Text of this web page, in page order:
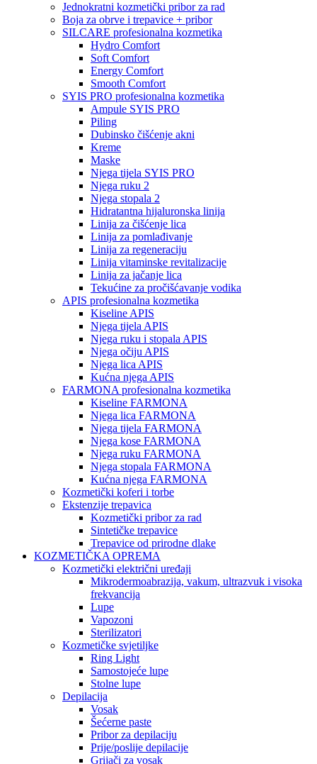
Jednokratni kozmetički pribor za rad
Boja za obrve i trepavice + pribor
SILCARE profesionalna kozmetika
Hydro Comfort
Soft Comfort
Energy Comfort
Smooth Comfort
SYIS PRO profesionalna kozmetika
Ampule SYIS PRO
Piling
Dubinsko čišćenje akni
Kreme
Maske
Njega tijela SYIS PRO
Njega ruku 2
Njega stopala 2
Hidratantna hijaluronska linija
Linija za čišćenje lica
Linija za pomlađivanje
Linija za regeneraciju
Linija vitaminske revitalizacije
Linija za jačanje lica
Tekućine za pročišćavanje vodika
APIS profesionalna kozmetika
Kiseline APIS
Njega tijela APIS
Njega ruku i stopala APIS
Njega očiju APIS
Njega lica APIS
Kućna njega APIS
FARMONA profesionalna kozmetika
Kiseline FARMONA
Njega lica FARMONA
Njega tijela FARMONA
Njega kose FARMONA
Njega ruku FARMONA
Njega stopala FARMONA
Kućna njega FARMONA
Kozmetički koferi i torbe
Ekstenzije trepavica
Kozmetički pribor za rad
Sintetičke trepavice
Trepavice od prirodne dlake
KOZMETIČKA OPREMA
Kozmetički električni uređaji
Mikrodermoabrazija, vakum, ultrazvuk i visoka
frekvancija
Lupe
Vapozoni
Sterilizatori
Kozmetičke svjetiljke
Ring Light
Samostojeće lupe
Stolne lupe
Depilacija
Vosak
Šećerne paste
Pribor za depilaciju
Prije/poslije depilacije
Grijači za vosak